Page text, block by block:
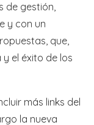
de gestión,
y con un
que,
el éxito de los
más links del
la nueva